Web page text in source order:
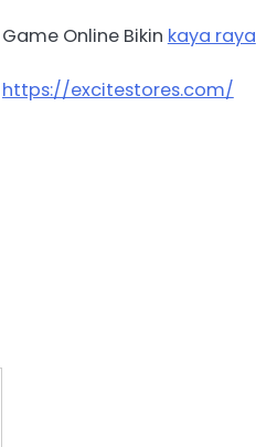
Game Online Bikin kaya raya
https://excitestores.com/